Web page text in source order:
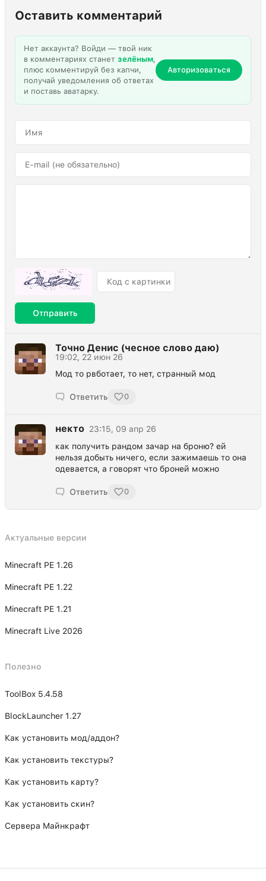
Оставить комментарий
Нет аккаунта? Войди — твой ник
в комментариях станет зелёным,
плюс комментируй без капчи,
получай уведомления об ответах
и поставь аватарку.
Авторизоваться
Отправить
Точно Денис (чесное слово даю)
19:02, 22 июн 26
Мод то рвботает, то нет, странный мод
Ответить 0
некто 23:15, 09 апр 26
как получить рандом зачар на броню? ей
нельзя добыть ничего, если зажимаешь то она
одевается, а говорят что броней можно
Ответить 0
Актуальные версии
Minecraft PE 1.26
Minecraft PE 1.22
Minecraft PE 1.21
Minecraft Live 2026
Полезно
ToolBox 5.4.58
BlockLauncher 1.27
Как установить мод/аддон?
Как установить текстуры?
Как установить карту?
Как установить скин?
Сервера Майнкрафт